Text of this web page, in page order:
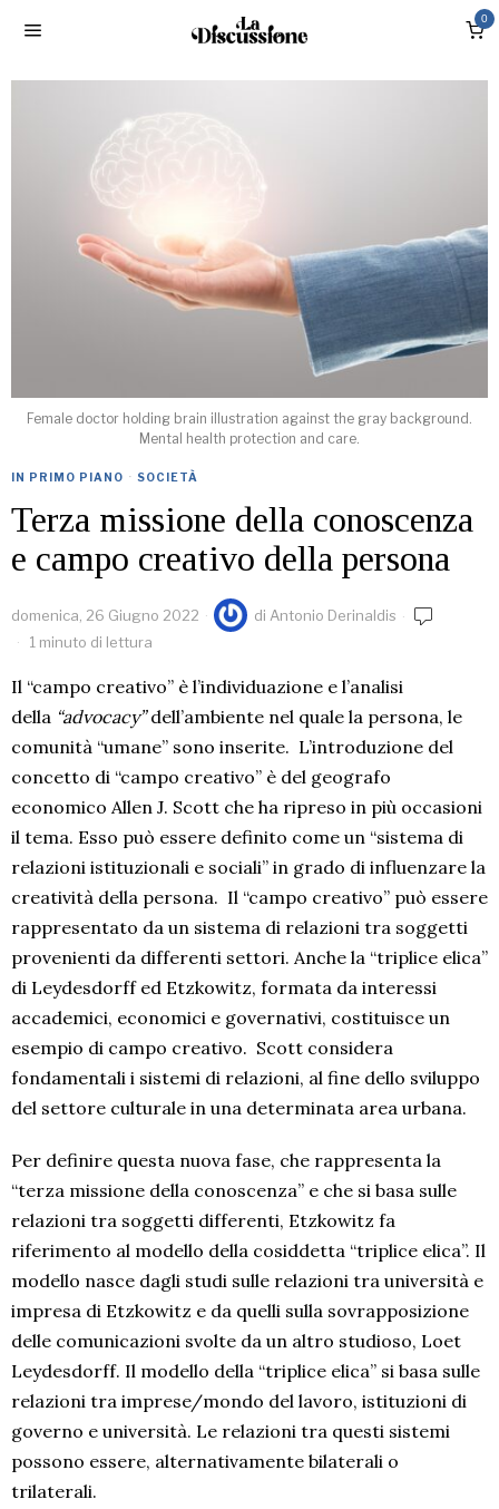
0
Female doctor holding brain illustration against the gray background.
Mental health protection and care.
IN PRIMO PIANO · SOCIETÀ
Terza missione della conoscenza
e campo creativo della persona
domenica, 26 Giugno 2022 di Antonio Derinaldis
1 minuto di lettura
Il “campo creativo” è l’individuazione e l’analisi
della “advocacy”dell’ambiente nel quale la persona, le
comunità “umane” sono inserite. L’introduzione del
concetto di “campo creativo” è del geografo
economico Allen J. Scott che ha ripreso in più occasioni
il tema. Esso può essere definito come un “sistema di
relazioni istituzionali e sociali” in grado di influenzare la
creatività della persona. Il “campo creativo” può essere
rappresentato da un sistema di relazioni tra soggetti
provenienti da differenti settori. Anche la “triplice elica”
di Leydesdorff ed Etzkowitz, formata da interessi
accademici, economici e governativi, costituisce un
esempio di campo creativo. Scott considera
fondamentali i sistemi di relazioni, al fine dello sviluppo
del settore culturale in una determinata area urbana.
Per definire questa nuova fase, che rappresenta la
“terza missione della conoscenza” e che si basa sulle
relazioni tra soggetti differenti, Etzkowitz fa
riferimento al modello della cosiddetta “triplice elica”. Il
modello nasce dagli studi sulle relazioni tra università e
impresa di Etzkowitz e da quelli sulla sovrapposizione
delle comunicazioni svolte da un altro studioso, Loet
Leydesdorff. Il modello della “triplice elica” si basa sulle
relazioni tra imprese/mondo del lavoro, istituzioni di
governo e università. Le relazioni tra questi sistemi
possono essere, alternativamente bilaterali o
trilaterali.